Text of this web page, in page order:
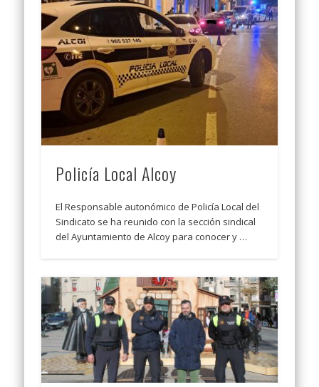
Policía Local Alcoy
El Responsable autonómico de Policía Local del
Sindicato se ha reunido con la sección sindical
del Ayuntamiento de Alcoy para conocer y …